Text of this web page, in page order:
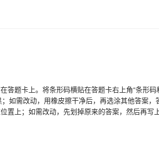
题卡上。将条形码横贴在答题卡右上角“条形码
需改动，用橡皮擦干净后，再选涂其他答案，
上；如需改动，先划掉原来的答案，然后再写